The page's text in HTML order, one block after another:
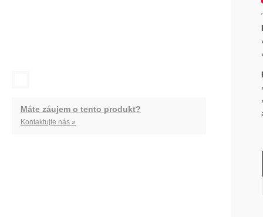
Máte záujem o tento produkt?
Kontaktujte nás »